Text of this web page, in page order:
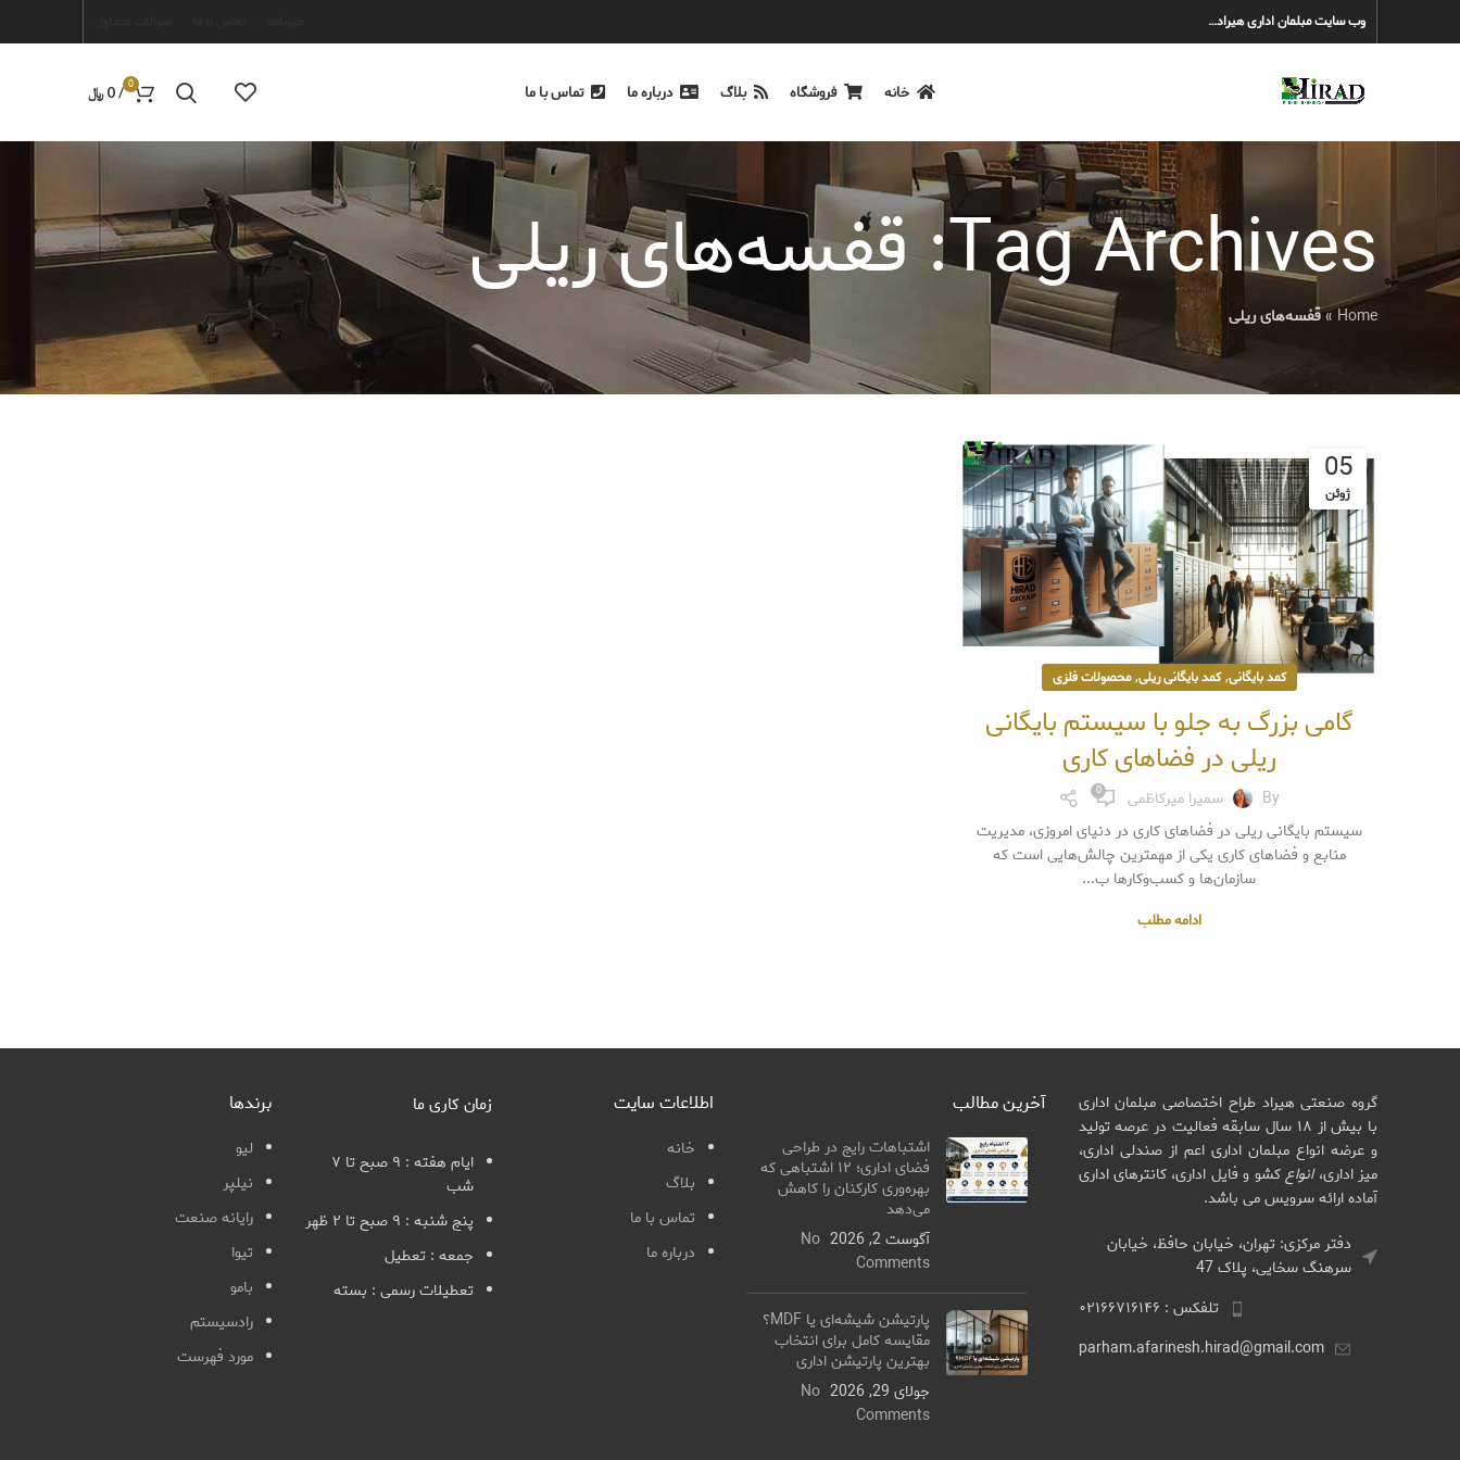
وب سایت مبلمان اداری هیراد…
خانه فروشگاه بلاگ درباره ما تماس با ما 0
/
0 ﷼
Tag Archives: قفسه‌های ریلی
Home
»قفسه‌های ریلی
05
ژوئن
کمد بایگانی,کمد بایگانی ریلی,محصولات فلزی
گامی بزرگ به جلو با سیستم بایگانی
ریلی در فضاهای کاری
By سمیرا میرکاظمی 0
سیستم بایگانی ریلی در فضاهای کاری در دنیای امروزی، مدیریت
منابع و فضاهای کاری یکی از مهمترین چالش‌هایی است که
سازمان‌ها و کسب‌وکارها ب...
ادامه مطلب
گروه صنعتی هیراد طراح اختصاصی مبلمان اداری
با بیش از ۱۸ سال سابقه فعالیت در عرصه تولید
و عرضه انواع مبلمان اداری اعم از صندلی اداری،
میز اداری،انواعکشو و فایل اداری، کانترهای اداری
آماده ارائه سرویس می باشد.
دفتر مرکزی: تهران، خیابان حافظ، خیابان
سرهنگ سخایی، پلاک 47
تلفکس : ۰۲۱۶۶۷۱۶۱۴۶
parham.afarinesh.hirad@gmail.com
آخرین مطالب
اشتباهات رایج در طراحی
فضای اداری؛ ۱۲ اشتباهی که
بهره‌وری کارکنان را کاهش
می‌دهد
آگوست 2, 2026
No
Comments
پارتیشن شیشه‌ای یا MDF؟
مقایسه کامل برای انتخاب
بهترین پارتیشن اداری
جولای 29, 2026
No
Comments
اطلاعات سایت
خانه
بلاگ
تماس با ما
درباره ما
زمان کاری ما
ایام هفته : ۹ صبح تا ۷
شب
پنج شنبه : ۹ صبح تا ۲ ظهر
جمعه : تعطیل
تعطیلات رسمی : بسته
برندها
لیو
نیلپر
رایانه صنعت
تیوا
بامو
رادسیستم
مورد فهرست